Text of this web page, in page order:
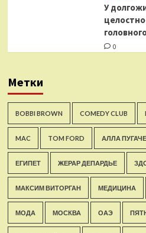
У
0
Метки
BOBBI BROWN COMEDY CLUB
MAC TOM FORD АЛЛА
ЕГИПЕТ ЖЕРАР ДЕПАРДЬЕ
МАКСИМ ВИТОРГАН МЕДИЦИНА
МОДА МОСКВА ОАЭ